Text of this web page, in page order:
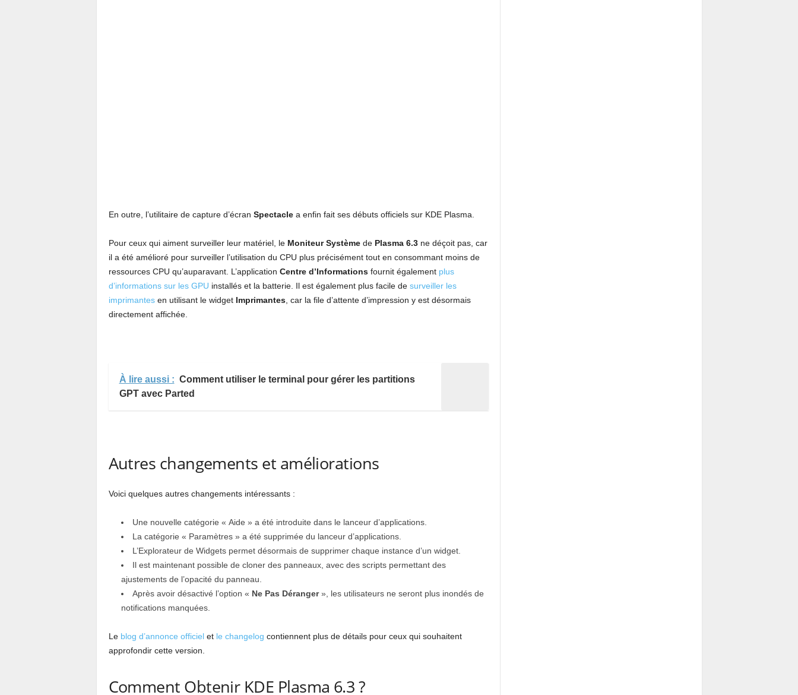
En outre, l’utilitaire de capture d’écran Spectaclea enfin fait ses débuts officiels sur KDE Plasma.
Pour ceux qui aiment surveiller leur matériel, le Moniteur Systèmede Plasma 6.3ne déçoit pas, car
il a été amélioré pour surveiller l’utilisation du CPU plus précisément tout en consommant moins de
ressources CPU qu’auparavant. L’application Centre d’Informationsfournit également plus
d’informations sur les GPU installés et la batterie. Il est également plus facile de surveiller les
imprimantesen utilisant le widget Imprimantes, car la file d’attente d’impression y est désormais
directement affichée.
À lire aussi : Comment utiliser le terminal pour gérer les partitions
GPT avec Parted
Autres changements et améliorations
Voici quelques autres changements intéressants :
Une nouvelle catégorie « Aide » a été introduite dans le lanceur d’applications.
La catégorie « Paramètres » a été supprimée du lanceur d’applications.
L’Explorateur de Widgets permet désormais de supprimer chaque instance d’un widget.
Il est maintenant possible de cloner des panneaux, avec des scripts permettant des
ajustements de l’opacité du panneau.
Après avoir désactivé l’option « Ne Pas Déranger», les utilisateurs ne seront plus inondés de
notifications manquées.
Le blog d’annonce officielet le changelog contiennent plus de détails pour ceux qui souhaitent
approfondir cette version.
Comment Obtenir KDE Plasma 6.3 ?